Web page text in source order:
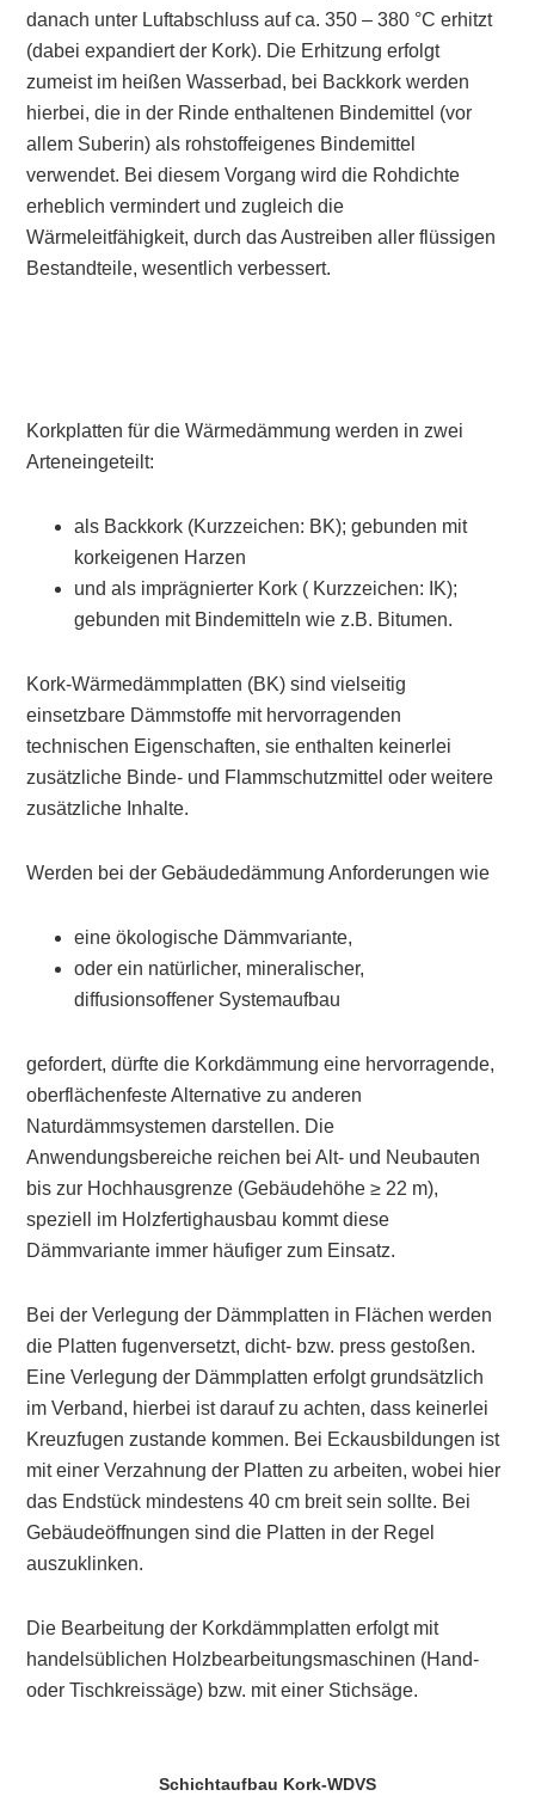
danach unter Luftabschluss auf ca. 350 – 380 °C erhitzt
(dabei expandiert der Kork). Die Erhitzung erfolgt
zumeist im heißen Wasserbad, bei Backkork werden
hierbei, die in der Rinde enthaltenen Bindemittel (vor
allem Suberin) als rohstoffeigenes Bindemittel
verwendet. Bei diesem Vorgang wird die Rohdichte
erheblich vermindert und zugleich die
Wärmeleitfähigkeit, durch das Austreiben aller flüssigen
Bestandteile, wesentlich verbessert.
Korkplatten für die Wärmedämmung werden in zwei
Arteneingeteilt:
als Backkork (Kurzzeichen: BK); gebunden mit
korkeigenen Harzen
und als imprägnierter Kork ( Kurzzeichen: IK);
gebunden mit Bindemitteln wie z.B. Bitumen.
Kork-Wärmedämmplatten (BK) sind vielseitig
einsetzbare Dämmstoffe mit hervorragenden
technischen Eigenschaften, sie enthalten keinerlei
zusätzliche Binde- und Flammschutzmittel oder weitere
zusätzliche Inhalte.
Werden bei der Gebäudedämmung Anforderungen wie
eineökologische Dämmvariante,
oder ein natürlicher, mineralischer,
diffusionsoffener Systemaufbau
gefordert, dürfte die Korkdämmung eine hervorragende,
oberflächenfeste Alternative zu anderen
Naturdämmsystemen darstellen. Die
Anwendungsbereiche reichen bei Alt- und Neubauten
bis zur Hochhausgrenze (Gebäudehöhe ≥ 22 m),
speziell im Holzfertighausbau kommt diese
Dämmvariante immer häufiger zum Einsatz.
Bei derVerlegung der Dämmplatten in Flächen werden
die Platten fugenversetzt, dicht- bzw. press gestoßen.
Eine Verlegung der Dämmplatten erfolgt grundsätzlich
im Verband, hierbei ist darauf zu achten, dass keinerlei
Kreuzfugen zustande kommen. Bei Eckausbildungen ist
mit einer Verzahnung der Platten zu arbeiten, wobei hier
das Endstück mindestens 40 cm breit sein sollte. Bei
Gebäudeöffnungen sind die Platten in der Regel
auszuklinken.
Die Bearbeitung der Korkdämmplatten erfolgt mit
handelsüblichen Holzbearbeitungsmaschinen (Hand-
oder Tischkreissäge) bzw. mit einer Stichsäge.
Schichtaufbau Kork-WDVS